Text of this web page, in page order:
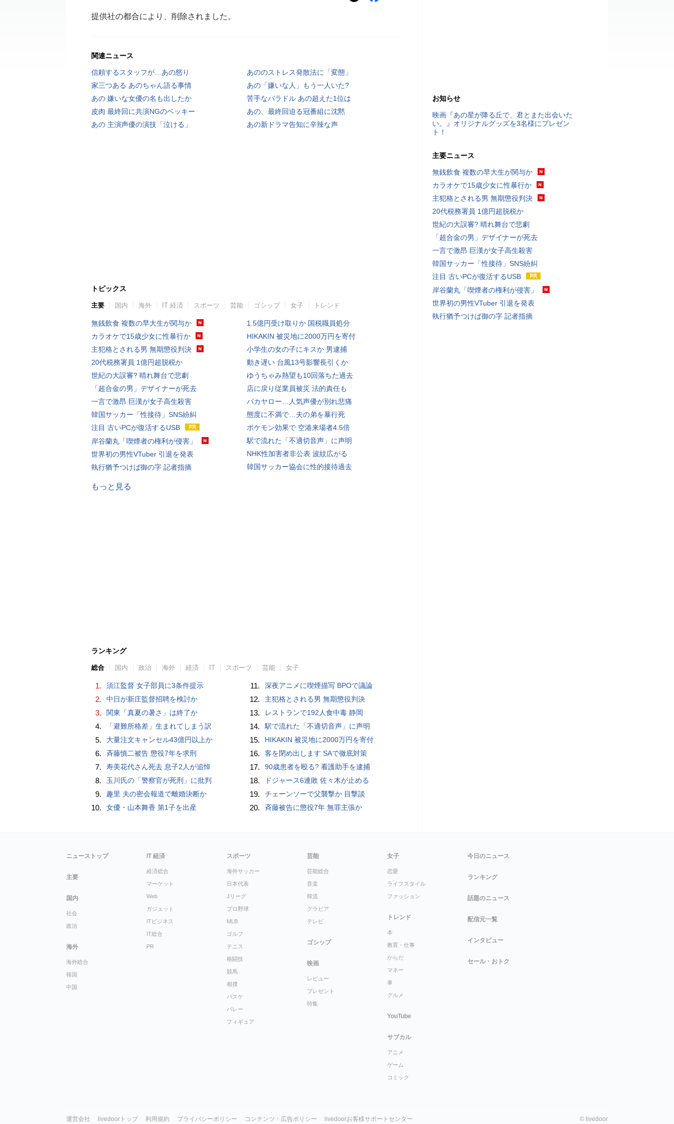
提供社の都合により、削除されました。
関連ニュース
信頼するスタッフが…あの怒り
あののストレス発散法に「変態」
家三つある あのちゃん語る事情
あの「嫌いな人」もう一人いた?
あの 嫌いな女優の名も出したか
苦手なバラドル あの超えた1位は
皮肉 最終回に共演NGのベッキー
あの、最終回迫る冠番組に沈黙
あの 主演声優の演技「泣ける」
あの新ドラマ告知に辛辣な声
トピックス
主要 国内 海外 IT 経済 スポーツ 芸能 ゴシップ 女子 トレンド
無銭飲食 複数の早大生が関与か
カラオケで15歳少女に性暴行か
主犯格とされる男 無期懲役判決
20代税務署員 1億円超脱税か
世紀の大誤審? 晴れ舞台で悲劇
「超合金の男」デザイナーが死去
一言で激昂 巨漢が女子高生殺害
韓国サッカー「性接待」SNS紛糾
注目 古いPCが復活するUSB
岸谷蘭丸「喫煙者の権利が侵害」
世界初の男性VTuber 引退を発表
執行猶予つけば御の字 記者指摘
1.5億円受け取りか 国税職員処分
HIKAKIN 被災地に2000万円を寄付
小学生の女の子にキスか 男逮捕
動き遅い 台風13号影響長引くか
ゆうちゃみ熱望も10回落ちた過去
店に戻り従業員被災 法的責任も
バカヤロー…人気声優が別れ悲痛
態度に不満で…夫の弟を暴行死
ポケモン効果で 空港来場者4.5倍
駅で流れた「不適切音声」に声明
NHK性加害者非公表 波紋広がる
韓国サッカー協会に性的接待過去
もっと見る
ランキング
総合 国内 政治 海外 経済 IT スポーツ 芸能 女子
1. 須江監督 女子部員に3条件提示
2. 中日が新庄監督招聘を検討か
3. 関東「真夏の暑さ」は終了か
4. 「避難所格差」生まれてしまう訳
5. 大量注文キャンセル43億円以上か
6. 斉藤慎二被告 懲役7年を求刑
7. 寿美花代さん死去 息子2人が追悼
8. 玉川氏の「警察官が死刑」に批判
9. 趣里 夫の密会報道で離婚決断か
10. 女優・山本舞香 第1子を出産
11. 深夜アニメに喫煙描写 BPOで議論
12. 主犯格とされる男 無期懲役判決
13. レストランで192人食中毒 静岡
14. 駅で流れた「不適切音声」に声明
15. HIKAKIN 被災地に2000万円を寄付
16. 客を閉め出します SAで徹底対策
17. 90歳患者を殴る? 看護助手を逮捕
18. ドジャース6連敗 佐々木が止める
19. チェーンソーで父襲撃か 目撃談
20. 斉藤被告に懲役7年 無罪主張か
お知らせ
映画『あの星が降る丘で、君とまた出会いた
い。』オリジナルグッズを3名様にプレゼン
ト！
主要ニュース
無銭飲食 複数の早大生が関与か
カラオケで15歳少女に性暴行か
主犯格とされる男 無期懲役判決
20代税務署員 1億円超脱税か
世紀の大誤審? 晴れ舞台で悲劇
「超合金の男」デザイナーが死去
一言で激昂 巨漢が女子高生殺害
韓国サッカー「性接待」SNS紛糾
注目 古いPCが復活するUSB
岸谷蘭丸「喫煙者の権利が侵害」
世界初の男性VTuber 引退を発表
執行猶予つけば御の字 記者指摘
ニューストップ
主要
国内
社会
政治
海外
海外総合
韓国
中国
IT 経済
経済総合
マーケット
Web
ガジェット
ITビジネス
IT総合
PR
スポーツ
海外サッカー
日本代表
Jリーグ
プロ野球
MLB
ゴルフ
テニス
格闘技
競馬
相撲
バスケ
バレー
フィギュア
芸能
芸能総合
音楽
韓流
グラビア
テレビ
ゴシップ
映画
レビュー
プレゼント
特集
女子
恋愛
ライフスタイル
ファッション
トレンド
本
教育・仕事
からだ
マネー
車
グルメ
YouTube
サブカル
アニメ
ゲーム
コミック
今日のニュース
ランキング
話題のニュース
配信元一覧
インタビュー
セール・おトク
運営会社 livedoorトップ 利用規約 プライバシーポリシー コンテンツ・広告ポリシー livedoorお客様サポートセンター © livedoor